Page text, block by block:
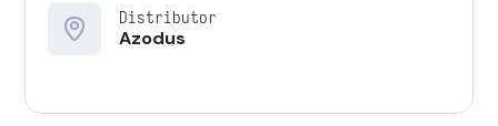
Distributor
Azodus